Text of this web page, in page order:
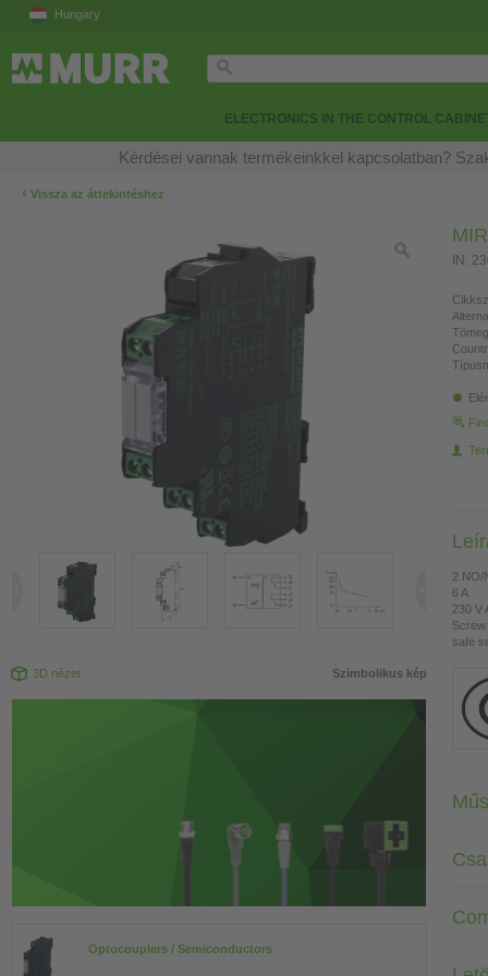
Hungary
ELECTRONICS IN THE CONTROL
Kérdései vannak termékeinkkel kapcsolatban?
‹ Vissza az áttekintéshez
3D nézet Szimbolikus kép
Optocouplers / Semiconductors
IN:
2 NO/
6 A
230 V
safe